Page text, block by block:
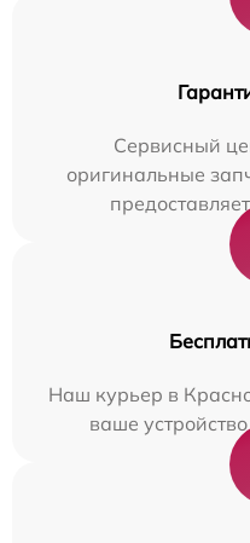
Сервисный
оригинальные
Наш курьер в
ваше